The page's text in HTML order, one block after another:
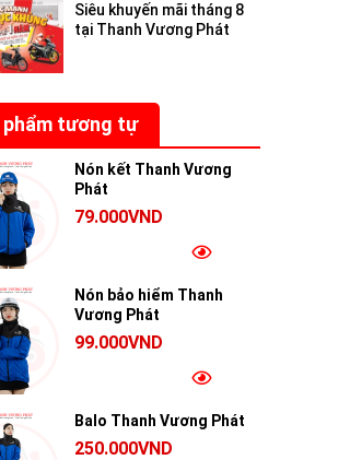
Siêu khuyến mãi tháng 8
tại Thanh Vương Phát
phẩm tương tự
Nón kết Thanh Vương
Phát
79.000VND
Nón bảo hiểm Thanh
Vương Phát
99.000VND
Balo Thanh Vương Phát
250.000VND